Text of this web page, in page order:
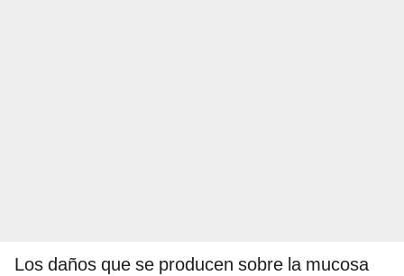
Los daños que se producen sobre la mucosa